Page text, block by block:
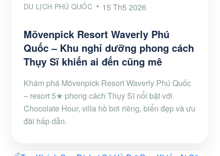
DU LỊCH PHÚ QUỐC 15 Th5 2026
Mövenpick Resort Waverly Phú
Quốc – Khu nghỉ dưỡng phong cách
Thụy Sĩ khiến ai đến cũng mê
Khám phá Mövenpick Resort Waverly Phú Quốc
– resort 5★ phong cách Thụy Sĩ nổi bật với
Chocolate Hour, villa hồ bơi riêng, biển đẹp và ưu
đãi hấp dẫn.